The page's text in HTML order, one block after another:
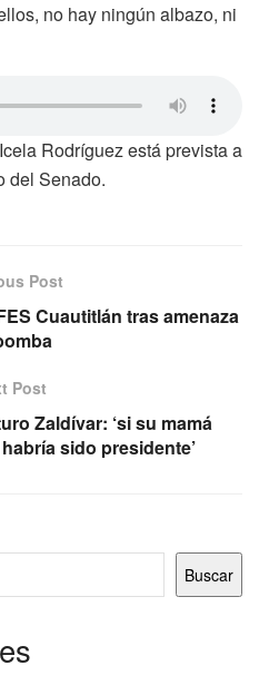
no hay ningún albazo, ni
Rodríguez está prevista a
del Senado.
Post
Cuautitlán tras amenaza
Post
Zaldívar: ‘si su mamá
sido presidente’
Buscar